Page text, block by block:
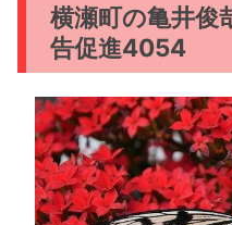
横瀬町の亀井俊
告促進4054